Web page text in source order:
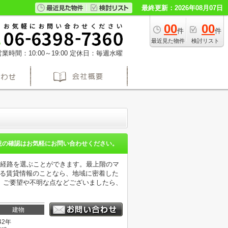
最終更新：2026年08月07日
00件
最近見た物件
00件
検討リスト
業時間：10:00～19:00 定休日：毎週水曜
の確認はお気軽にお問い合わせください。
路を選ぶことができます。最上階のマ
賃貸情報のことなら、地域に密着した
要望や不明な点などございましたら、
建物
年